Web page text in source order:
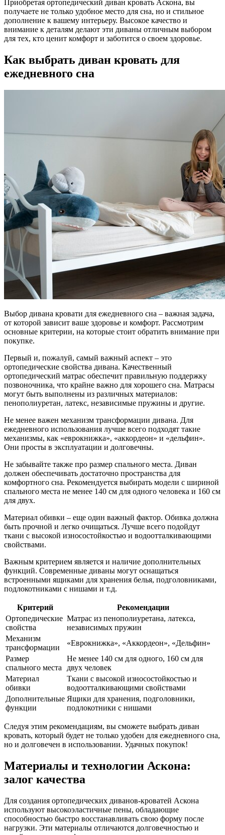
Приобретая ортопедический диван кровать Аскона, вы
получаете не только удобное место для сна, но и стильное
дополнение к вашему интерьеру. Высокое качество и
внимание к деталям делают эти диваны отличным выбором
для тех, кто ценит комфорт и заботится о своем здоровье.
Как выбрать диван кровать для
ежедневного сна
Выбор дивана кровати для ежедневного сна – важная задача,
от которой зависит ваше здоровье и комфорт. Рассмотрим
основные критерии, на которые стоит обратить внимание при
покупке.
Первый и, пожалуй, самый важный аспект – это
ортопедические свойства дивана. Качественный
ортопедический матрас обеспечит правильную поддержку
позвоночника, что крайне важно для хорошего сна. Матрасы
могут быть выполнены из различных материалов:
пенополиуретан, латекс, независимые пружины и другие.
Не менее важен механизм трансформации дивана. Для
ежедневного использования лучше всего подходят такие
механизмы, как «еврокнижка», «аккордеон» и «дельфин».
Они просты в эксплуатации и долговечны.
Не забывайте также про размер спального места. Диван
должен обеспечивать достаточно пространства для
комфортного сна. Рекомендуется выбирать модели с шириной
спального места не менее 140 см для одного человека и 160 см
для двух.
Материал обивки – еще один важный фактор. Обивка должна
быть прочной и легко очищаться. Лучше всего подойдут
ткани с высокой износостойкостью и водоотталкивающими
свойствами.
Важным критерием является и наличие дополнительных
функций. Современные диваны могут оснащаться
встроенными ящиками для хранения белья, подголовниками,
подлокотниками с нишами и т.д.
Критерий
Рекомендации
Ортопедические
свойства
Матрас из пенополиуретана, латекса,
независимых пружин
Механизм
трансформации
«Еврокнижка», «Аккордеон», «Дельфин»
Размер
спального места
Не менее 140 см для одного, 160 см для
двух человек
Материал
обивки
Ткани с высокой износостойкостью и
водоотталкивающими свойствами
Дополнительные
функции
Ящики для хранения, подголовники,
подлокотники с нишами
Следуя этим рекомендациям, вы сможете выбрать диван
кровать, который будет не только удобен для ежедневного сна,
но и долговечен в использовании. Удачных покупок!
Материалы и технологии Аскона:
залог качества
Для создания ортопедических диванов-кроватей Аскона
используют высокоэластичные пены, обладающие
способностью быстро восстанавливать свою форму после
нагрузки. Эти материалы отличаются долговечностью и